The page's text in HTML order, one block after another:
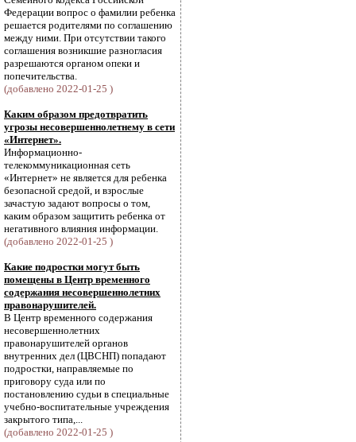
Федерации вопрос о фамилии ребенка
решается родителями по соглашению
между ними. При отсутствии такого
соглашения возникшие разногласия
разрешаются органом опеки и
попечительства.
(добавлено 2022-01-25 )
Каким образом предотвратить
угрозы несовершеннолетнему в сети
«Интернет».
Информационно-
телекоммуникационная сеть
«Интернет» не является для ребенка
безопасной средой, и взрослые
зачастую задают вопросы о том,
каким образом защитить ребенка от
негативного влияния информации.
(добавлено 2022-01-25 )
Какие подростки могут быть
помещены в Центр временного
содержания несовершеннолетних
правонарушителей.
В Центр временного содержания
несовершеннолетних
правонарушителей органов
внутренних дел (ЦВСНП) попадают
подростки, направляемые по
приговору суда или по
постановлению судьи в специальные
учебно-воспитательные учреждения
закрытого типа,...
(добавлено 2022-01-25 )